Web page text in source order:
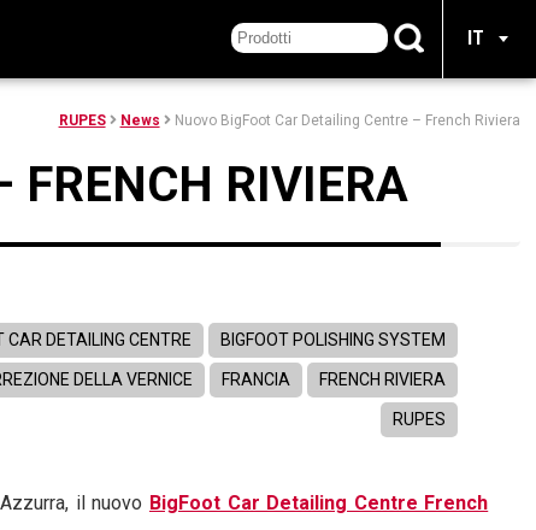
IT
RUPES News Nuovo BigFoot Car Detailing Centre – French Riviera
FRENCH RIVIERA
CAR DETAILING CENTRE BIGFOOT POLISHING SYSTEM
DELLA VERNICE FRANCIA FRENCH RIVIERA
RUPES
il nuovo BigFoot Car Detailing Centre French